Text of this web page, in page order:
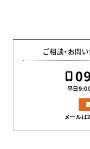
ご相談・お問
平日
メールは